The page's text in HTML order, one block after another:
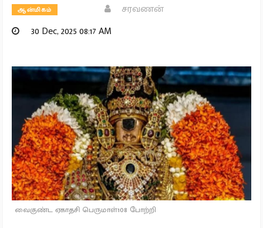
ஆன்மிகம்
சரவணன்
30 Dec, 2025 08:17 AM
வைகுண்ட ஏகாதசி பெருமாள்108 போற்றி